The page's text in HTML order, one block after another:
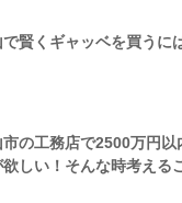
賢くギャッベを買うに
市の工務店で2500万円以
しい！そんな時考える